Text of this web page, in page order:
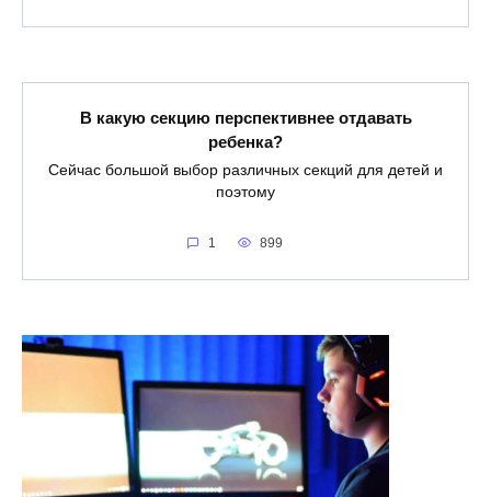
В какую секцию перспективнее отдавать
ребенка?
Сейчас большой выбор различных секций для детей и
поэтому
1 899